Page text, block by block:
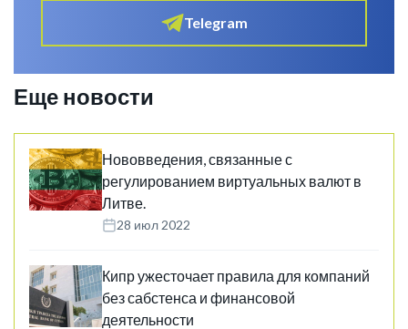
Telegram
Еще новости
Нововведения, связанные с
регулированием виртуальных валют в
Литве.
28 июл 2022
Кипр ужесточает правила для компаний
без сабстенса и финансовой
деятельности